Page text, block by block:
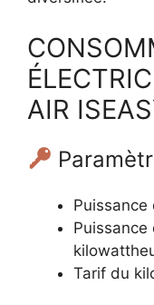
AIR
Puissance
Tarif du